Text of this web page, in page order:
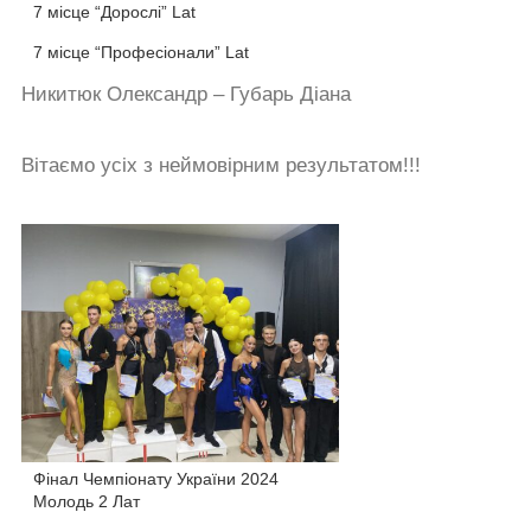
7 місце “Дорослі” Lat
7 місце “Професіонали” Lat
Никитюк Олександр – Губарь Діана
Вітаємо усіх з неймовірним результатом!!!
Фінал Чемпіонату України 2024
Молодь 2 Лат